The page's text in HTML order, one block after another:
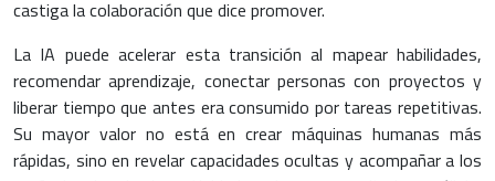
castiga la colaboración que dice promover.
La IA puede acelerar esta transición al mapear habilidades,
recomendar aprendizaje, conectar personas con proyectos y
liberar tiempo que antes era consumido por tareas repetitivas.
Su mayor valor no está en crear máquinas humanas más
rápidas, sino en revelar capacidades ocultas y acompañar a los